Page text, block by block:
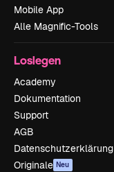
Mobile App
Alle Magnific-Tools
Loslegen
Academy
Dokumentation
Support
AGB
Datenschutzerklärung
Originale Neu